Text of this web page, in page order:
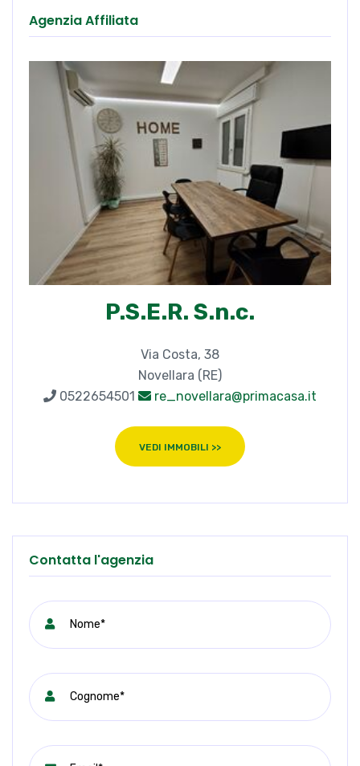
Agenzia Affiliata
P.S.E.R. S.n.c.
Via Costa, 38
Novellara (RE)
0522654501
re_novellara@primacasa.it
VEDI IMMOBILI >>
Contatta l'agenzia